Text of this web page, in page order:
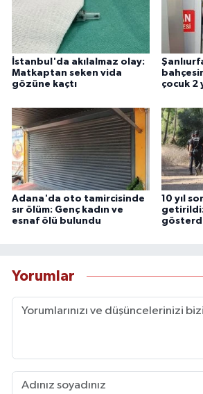
İstanbul'da akılalmaz olay:
Matkaptan seken vida
gözüne kaçtı
çocuk 2
Adana'da oto tamircisinde
sır ölüm: Genç kadın ve
esnaf ölü bulundu
10 yıl
getirildi:
Yorumlar